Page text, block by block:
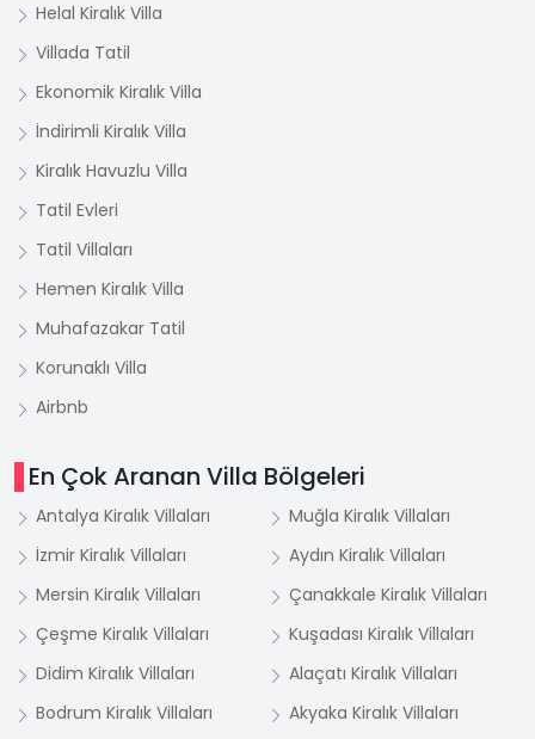
Helal Kiralık Villa
Villada Tatil
Ekonomik Kiralık Villa
İndirimli Kiralık Villa
Kiralık Havuzlu Villa
Tatil Evleri
Tatil Villaları
Hemen Kiralık Villa
Muhafazakar Tatil
Korunaklı Villa
Airbnb
En Çok Aranan Villa Bölgeleri
Antalya Kiralık Villaları
Muğla Kiralık Villaları
İzmir Kiralık Villaları
Aydın Kiralık Villaları
Mersin Kiralık Villaları
Çanakkale Kiralık Villaları
Çeşme Kiralık Villaları
Kuşadası Kiralık Villaları
Didim Kiralık Villaları
Alaçatı Kiralık Villaları
Bodrum Kiralık Villaları
Akyaka Kiralık Villaları